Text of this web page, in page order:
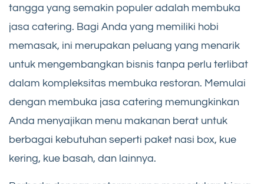
tangga yang semakin populer adalah membuka
jasa catering. Bagi Anda yang memiliki hobi
memasak, ini merupakan peluang yang menarik
untuk mengembangkan bisnis tanpa perlu terlibat
dalam kompleksitas membuka restoran. Memulai
dengan membuka jasa catering memungkinkan
Anda menyajikan menu makanan berat untuk
berbagai kebutuhan seperti paket nasi box, kue
kering, kue basah, dan lainnya.